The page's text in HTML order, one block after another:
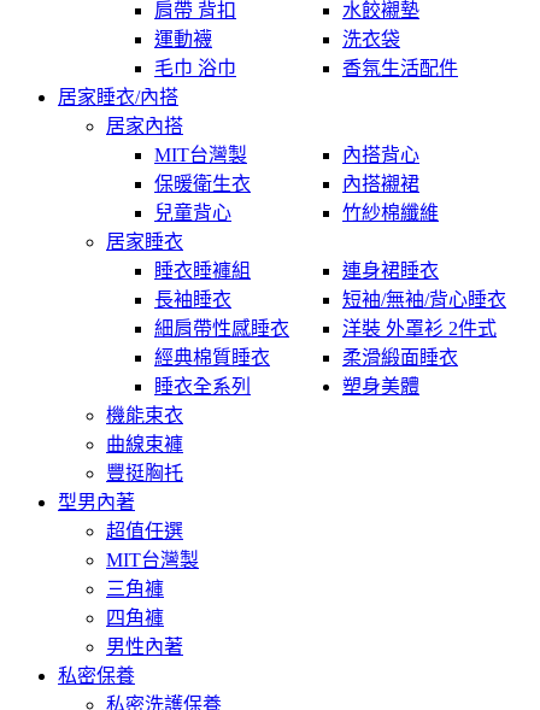
肩帶 背扣
水餃襯墊
運動襪
洗衣袋
毛巾 浴巾
香氛生活配件
居家睡衣/內搭
居家內搭
MIT台灣製
內搭背心
保暖衛生衣
內搭襯裙
兒童背心
竹紗棉纖維
居家睡衣
睡衣睡褲組
連身裙睡衣
長袖睡衣
短袖/無袖/背心睡衣
細肩帶性感睡衣
洋裝 外罩衫 2件式
經典棉質睡衣
柔滑緞面睡衣
睡衣全系列
塑身美體
機能束衣
曲線束褲
豐挺胸托
型男內著
超值任選
MIT台灣製
三角褲
四角褲
男性內著
私密保養
私密洗護保養